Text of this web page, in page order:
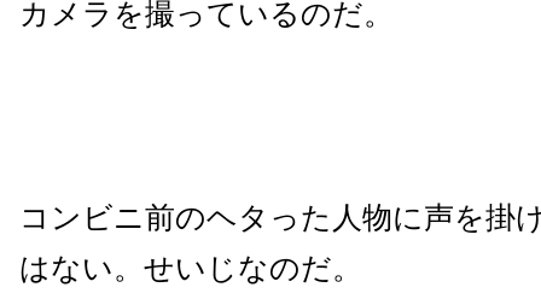
カメラを撮っているのだ。
コンビニ前のヘタった人物に声を掛
はない。せいじなのだ。